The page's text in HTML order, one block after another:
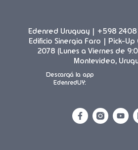
Edenred Uruguay | +598
Edificio Sinergia Faro | Pick-Up
2078 (Lunes a Viernes de
Montevideo,
Descargá la app
EdenredUY: